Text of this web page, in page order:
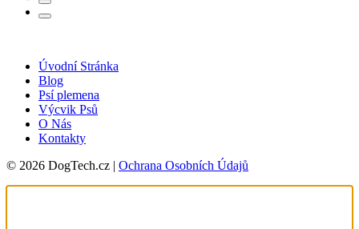
Úvodní Stránka
Blog
Psí plemena
Výcvik Psů
O Nás
Kontakty
© 2026 DogTech.cz | Ochrana Osobních Údajů